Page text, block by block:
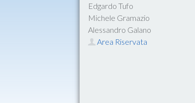
Edgardo Tufo
Michele Gramazio
Alessandro Galano
Area Riservata